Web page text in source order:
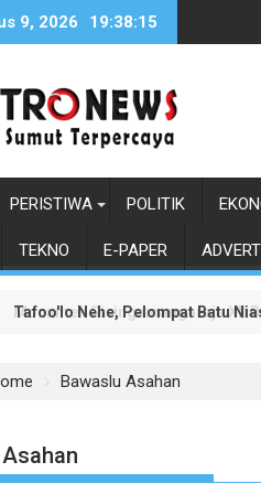
9, 2026 19:38:16
PERISTIWA POLITIK
TEKNO E-PAPER
Tafoo'lo Nehe, Pelompat Batu
Monumen Sisingamangaraja XII
Bawaslu Asahan